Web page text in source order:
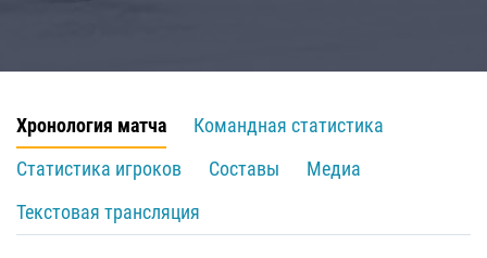
Хронология матча
Командная статистика
Статистика игроков
Составы
Медиа
Текстовая трансляция